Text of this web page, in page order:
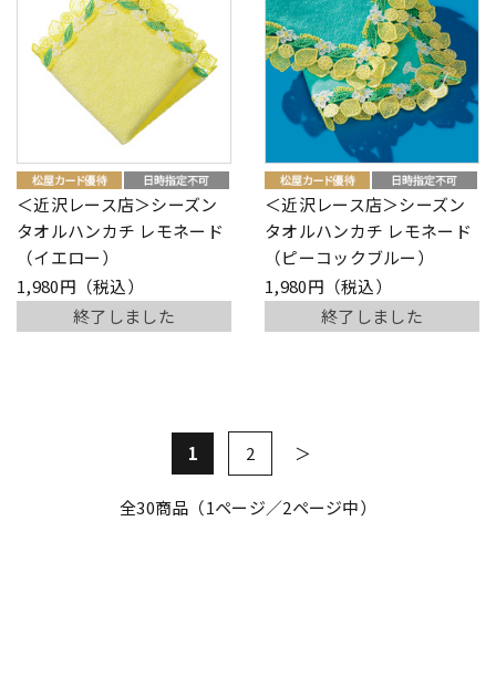
＜近沢レース店＞シーズン
タオルハンカチ レモネード
（イエロー）
1,980円（税込）
終了しました
＜近沢レース店＞シーズン
タオルハンカチ レモネード
（ピーコックブルー）
1,980円（税込）
終了しました
1 2
全30商品（1ページ／2ページ中）